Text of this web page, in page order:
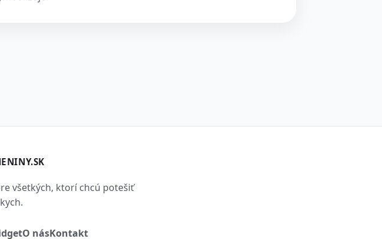
všetkých, ktorí chcú potešiť
O násKontakt